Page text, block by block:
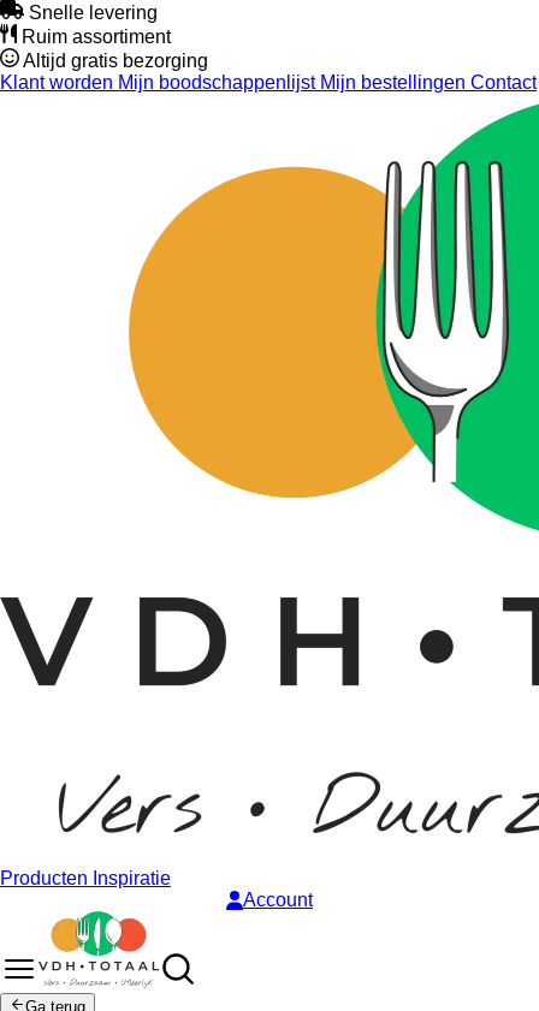
Snelle levering
Ruim assortiment
Altijd gratis bezorging
Klant worden Mijn boodschappenlijstMijn bestellingen Contact
Producten Inspiratie
Account
Ga terug